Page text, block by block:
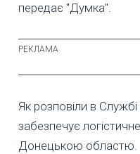
передає "Думка".
Як розповіли в
забезпечує
Донецькою областю.